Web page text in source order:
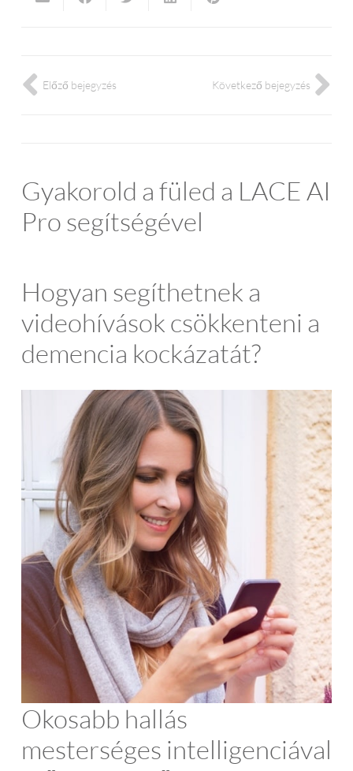
Előző bejegyzés Következő bejegyzés
Gyakorold a füled a LACE AI
Pro segítségével
Hogyan segíthetnek a
videohívások csökkenteni a
demencia kockázatát?
Okosabb hallás
mesterséges intelligenciával